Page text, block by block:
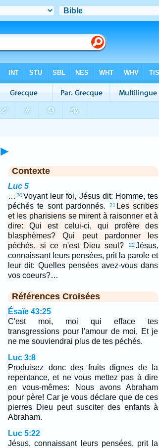
►
Contexte
Luc 5
… 20Voyant leur foi, Jésus dit: Homme, tes
péchés te sont pardonnés.
21 Les scribes
et les pharisiens se mirent à raisonner et à
dire: Qui est celui-ci, qui profère des
blasphèmes? Qui peut pardonner les
péchés, si ce n'est Dieu seul?
22 Jésus,
connaissant leurs pensées, prit la parole et
leur dit: Quelles pensées avez-vous dans
vos coeurs?…
Références Croisées
Ésaïe 43:25
C'est moi, moi qui efface tes
transgressions pour l'amour de moi, Et je
ne me souviendrai plus de tes péchés.
Luc 3:8
Produisez donc des fruits dignes de la
repentance, et ne vous mettez pas à dire
en vous-mêmes: Nous avons Abraham
pour père! Car je vous déclare que de ces
pierres Dieu peut susciter des enfants à
Abraham.
Luc 5:22
Jésus, connaissant leurs pensées, prit la